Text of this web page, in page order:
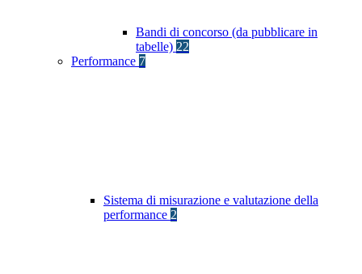
Bandi di concorso (da pubblicare in
tabelle) 22
Performance 7
Sistema di misurazione e valutazione della
performance 2